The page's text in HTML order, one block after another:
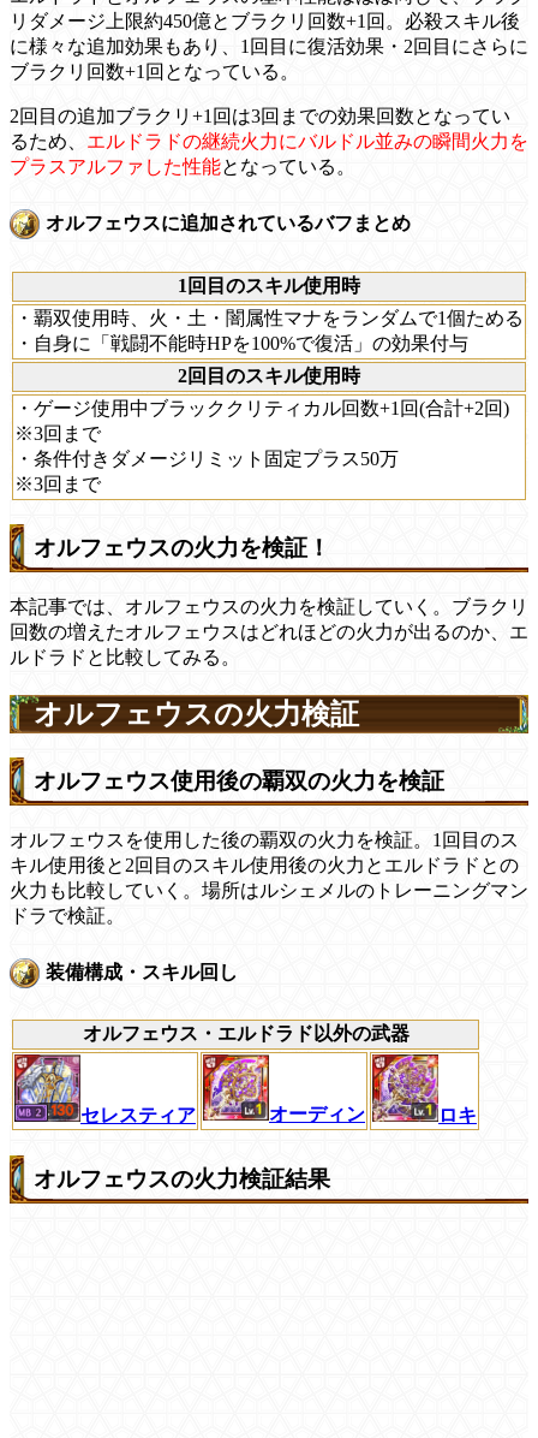
リダメージ上限約450億とブラクリ回数+1回。必殺スキル後
に様々な追加効果もあり、1回目に復活効果・2回目にさらに
ブラクリ回数+1回となっている。
2回目の追加ブラクリ+1回は3回までの効果回数となってい
るため、 エルドラドの継続火力にバルドル並みの瞬間火力を
プラスアルファした性能となっている。
オルフェウスに追加されているバフまとめ
1回目のスキル使用時
・覇双使用時、火・土・闇属性マナをランダムで1個ためる
・自身に「戦闘不能時HPを100%で復活」の効果付与
2回目のスキル使用時
・ゲージ使用中ブラッククリティカル回数+1回(合計+2回)
※3回まで
・条件付きダメージリミット固定プラス50万
※3回まで
オルフェウスの火力を検証！
本記事では、オルフェウスの火力を検証していく。ブラクリ
回数の増えたオルフェウスはどれほどの火力が出るのか、エ
ルドラドと比較してみる。
オルフェウスの火力検証
オルフェウス使用後の覇双の火力を検証
オルフェウスを使用した後の覇双の火力を検証。1回目のス
キル使用後と2回目のスキル使用後の火力とエルドラドとの
火力も比較していく。場所はルシェメルのトレーニングマン
ドラで検証。
装備構成・スキル回し
オルフェウス・エルドラド以外の武器
セレスティア オーディン ロキ
オルフェウスの火力検証結果